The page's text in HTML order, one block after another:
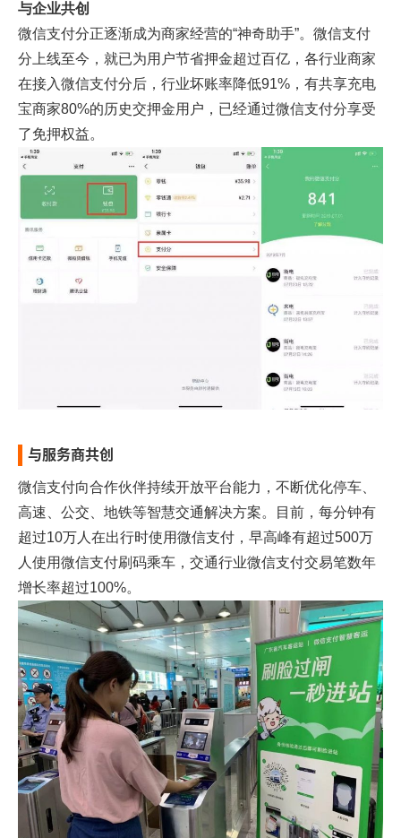
与企业共创
微信支付分正逐渐成为商家经营的“神奇助手”。微信支付
分上线至今，就已为用户节省押金超过百亿，各行业商家
在接入微信支付分后，行业坏账率降低91%，有共享充电
宝商家80%的历史交押金用户，已经通过微信支付分享受
了免押权益。
与服务商共创
微信支付向合作伙伴持续开放平台能力，不断优化停车、
高速、公交、地铁等智慧交通解决方案。目前，每分钟有
超过10万人在出行时使用微信支付，早高峰有超过500万
人使用微信支付刷码乘车，交通行业微信支付交易笔数年
增长率超过100%。